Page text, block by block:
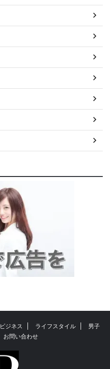
ビジネス ライフスタイル
男子
お問い合わせ